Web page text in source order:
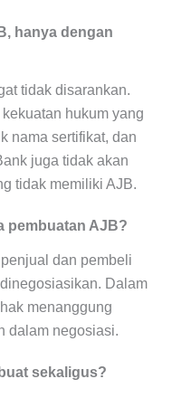
hanya dengan
tidak disarankan.
hukum yang
nama sertifikat, dan
juga tidak akan
tidak memiliki AJB.
pembuatan AJB?
dan pembeli
Dalam
menanggung
dalam negosiasi.
sekaligus?